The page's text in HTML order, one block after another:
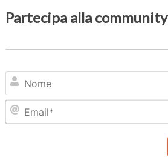
Partecipa alla community